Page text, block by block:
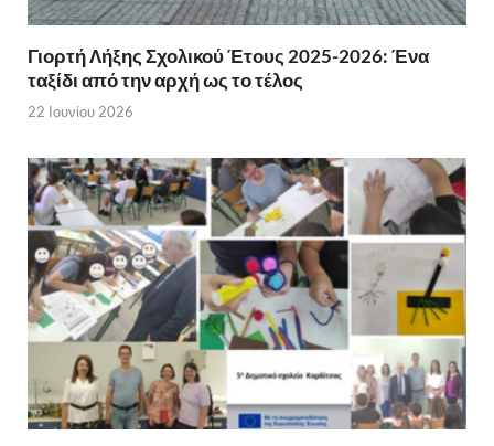
Γιορτή Λήξης Σχολικού Έτους 2025-2026: Ένα
ταξίδι από την αρχή ως το τέλος
22 Ιουνίου 2026